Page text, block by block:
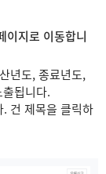
이지로 이동합니
년도, 종료년도,
됩니다.
건 제목을 클릭하